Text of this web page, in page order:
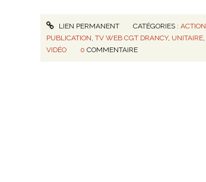
LIEN PERMANENT CATÉGORIES : ACTION
PUBLICATION ,TV WEB CGT DRANCY, UNITAIRE
VIDÉO
0 COMMENTAIRE